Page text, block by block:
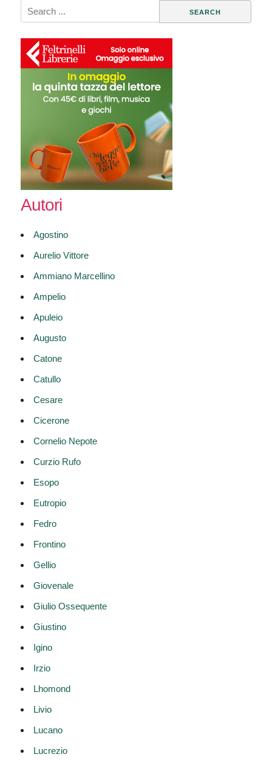
Search
for:
Autori
Agostino
Aurelio Vittore
Ammiano Marcellino
Ampelio
Apuleio
Augusto
Catone
Catullo
Cesare
Cicerone
Cornelio Nepote
Curzio Rufo
Esopo
Eutropio
Fedro
Frontino
Gellio
Giovenale
Giulio Ossequente
Giustino
Igino
Irzio
Lhomond
Livio
Lucano
Lucrezio